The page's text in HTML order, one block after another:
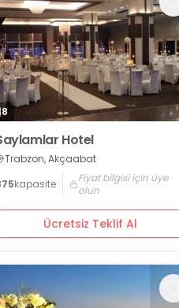
8
Hotel
Trabzon, Akçaabat
kapasite
Fiyat bilgisi için üye
olun
Ücretsiz Teklif Al